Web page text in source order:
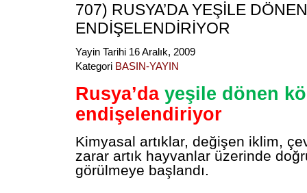
707) RUSYA’DA YEŞİLE
ENDİŞELENDİRİYOR
Yayin Tarihi 16 Aralık, 2009
Kategori BASIN-YAYIN
Rusya’da yeşile dönen
endişelendiriyor
Kimyasal artıklar, değişen iklim,
zarar artık hayvanlar üzerinde
görülmeye başlandı.